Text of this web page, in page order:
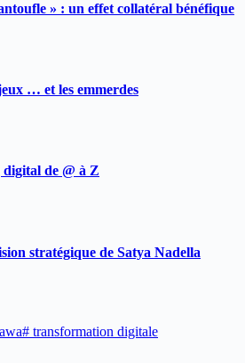
» : un effet collatéral bénéfique
… et les emmerdes
de @ à Z
stratégique de Satya Nadella
# transformation digitale